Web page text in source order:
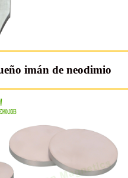
imán de neodimio